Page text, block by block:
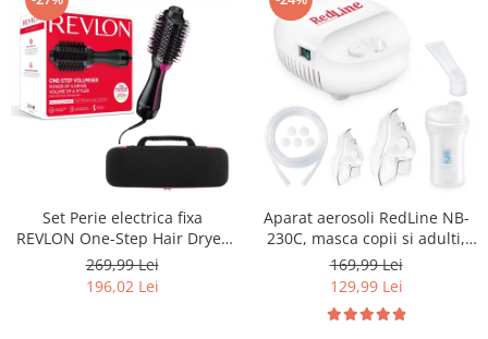
Set Perie electrica fixa
REVLON One-Step Hair Dryer
& Volumizer RVDR5222E2 si
geanta transport RedLine
Case One
269,99 Lei
196,02 Lei
Aparat aerosoli RedLine NB-
230C, masca copii si adulti,
particule 3 microni,
nebulizator inhalator cu
compresor
169,99 Lei
129,99 Lei